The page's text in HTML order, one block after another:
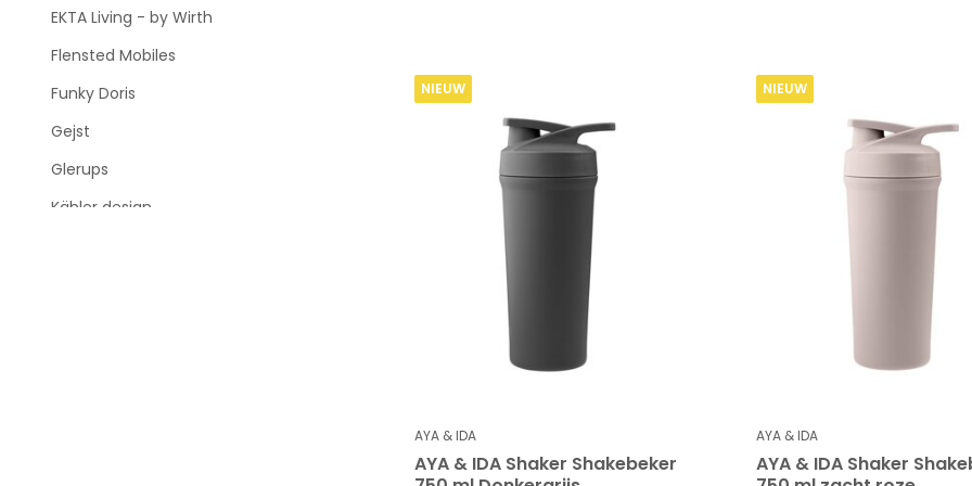
EKTA Living - by Wirth
Flensted Mobiles
Funky Doris
Gejst
Glerups
Kähler design
NIEUW
AYA & IDA
AYA & IDA Shaker Shakebeker
NIEUW
AYA & IDA
AYA & IDA Shaker